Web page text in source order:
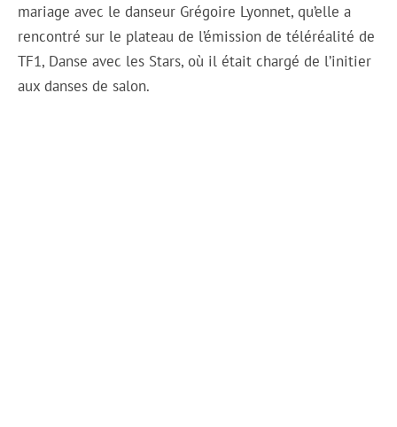
mariage avec le danseur Grégoire Lyonnet, qu’elle a
rencontré sur le plateau de l’émission de téléréalité de
TF1, Danse avec les Stars, où il était chargé de l’initier
aux danses de salon.